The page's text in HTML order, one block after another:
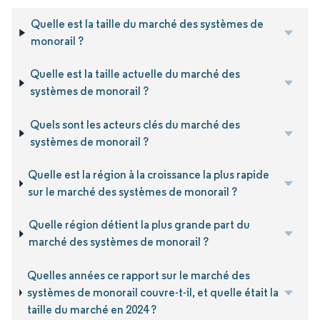
Quelle est la taille du marché des systèmes de
monorail ?
Quelle est la taille actuelle du marché des
systèmes de monorail ?
Quels sont les acteurs clés du marché des
systèmes de monorail ?
Quelle est la région à la croissance la plus rapide
sur le marché des systèmes de monorail ?
Quelle région détient la plus grande part du
marché des systèmes de monorail ?
Quelles années ce rapport sur le marché des
systèmes de monorail couvre-t-il, et quelle était la
taille du marché en 2024 ?